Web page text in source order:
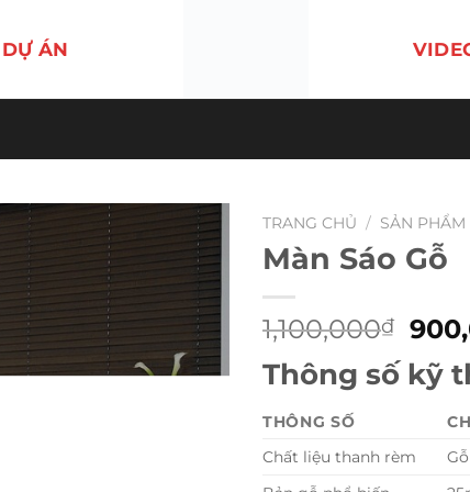
DỰ ÁN
TRANG CHỦ / SẢN PHẨM
Màn Sáo Gỗ
1,100,000₫
Giá
là:
Thông số kỹ
THÔNG SỐ
Chất liệu thanh rèm